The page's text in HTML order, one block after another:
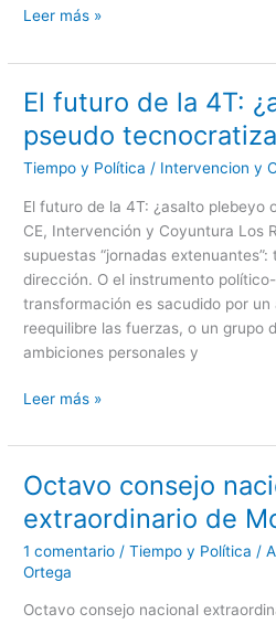
en
violencia
Leer más »
El futuro de la 4T:
pseudo
Tiempo y Política / Intervencion y
El futuro de la 4T: ¿asalto plebeyo
CE, Intervención y Coyuntura Los
supuestas “jornadas
dirección. O el instrumento
transformación es sacudido por un
reequilibre las fuerzas, o un grupo
ambiciones personales y
El
de
la
plebeyo
Leer más »
Octavo consejo
extraordinario de
1 comentario /Tiempo y Política /
Ortega
Octavo consejo nacional
Octavo
nacional
extraordinario
de
Morena